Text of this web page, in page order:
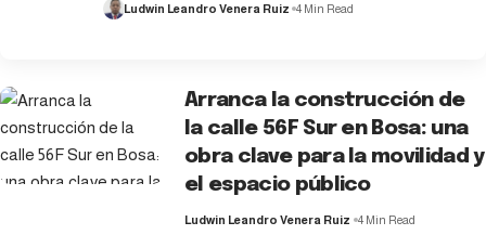
Ludwin Leandro Venera Ruiz 4 Min Read
Arranca la construcción de
la calle 56F Sur en Bosa: una
obra clave para la movilidad y
el espacio público
Ludwin Leandro Venera Ruiz 4 Min Read